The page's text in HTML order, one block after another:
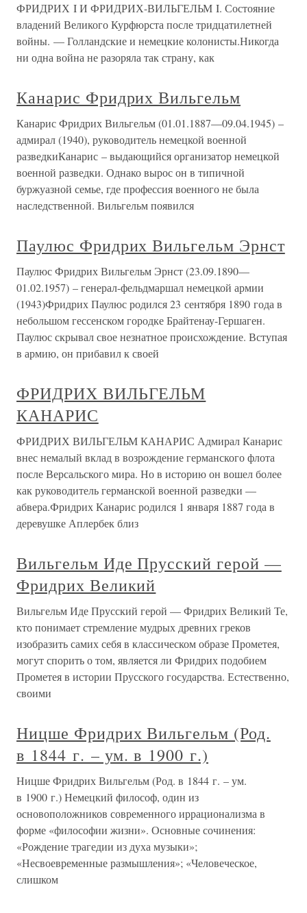
ФРИДРИХ I И ФРИДРИХ-ВИЛЬГЕЛЬМ I. Состояние
владений Великого Курфюрста после тридцатилетней
войны. — Голландские и немецкие колонисты.Никогда
ни одна война не разоряла так страну, как
Канарис Фридрих Вильгельм
Канарис Фридрих Вильгельм (01.01.1887—09.04.1945) –
адмирал (1940), руководитель немецкой военной
разведкиКанарис – выдающийся организатор немецкой
военной разведки. Однако вырос он в типичной
буржуазной семье, где профессия военного не была
наследственной. Вильгельм появился
Паулюс Фридрих Вильгельм Эрнст
Паулюс Фридрих Вильгельм Эрнст (23.09.1890—
01.02.1957) – генерал-фельдмаршал немецкой армии
(1943)Фридрих Паулюс родился 23 сентября 1890 года в
небольшом гессенском городке Брайтенау-Гершаген.
Паулюс скрывал свое незнатное происхождение. Вступая
в армию, он прибавил к своей
ФРИДРИХ ВИЛЬГЕЛЬМ
КАНАРИС
ФРИДРИХ ВИЛЬГЕЛЬМ КАНАРИС Адмирал Канарис
внес немалый вклад в возрождение германского флота
после Версальского мира. Но в историю он вошел более
как руководитель германской военной разведки —
абвера.Фридрих Канарис родился 1 января 1887 года в
деревушке Аплербек близ
Вильгельм Иде Прусский герой —
Фридрих Великий
Вильгельм Иде Прусский герой — Фридрих Великий Те,
кто понимает стремление мудрых древних греков
изобразить самих себя в классическом образе Прометея,
могут спорить о том, является ли Фридрих подобием
Прометея в истории Прусского государства. Естественно,
своими
Ницше Фридрих Вильгельм (Род.
в 1844 г. – ум. в 1900 г.)
Ницше Фридрих Вильгельм (Род. в 1844 г. – ум.
в 1900 г.) Немецкий философ, один из
основоположников современного иррационализма в
форме «философии жизни». Основные сочинения:
«Рождение трагедии из духа музыки»;
«Несвоевременные размышления»; «Человеческое,
слишком